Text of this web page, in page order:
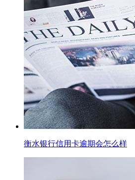
衡水银行信用卡逾期会怎么样